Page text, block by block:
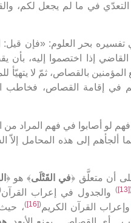
في ما لم يجعل لكم،
بحر العلوم: «فإن
إذا اختصموا إليه، بأن
بالقصاص، ثمّ لا يتهيّأ
في إقامة القصاص، فخاطب
لو أصابوا في فهم المراد
ألجأهم إلى هذه المحامل إلاّ
أن متعلَّق ﴿في القَتْلَى﴾ هو ﴿
[13]
)والجدول في إعراب القرآن
وإعراب القرآن الكريم(
[16]
)، حيث